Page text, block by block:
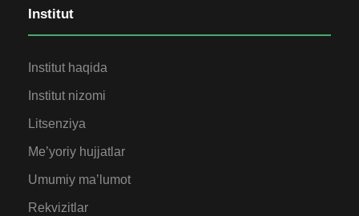
Institut
Institut haqida
Institut nizomi
Litsenziya
Me’yoriy hujjatlar
Umumiy ma’lumot
Rekvizitlar